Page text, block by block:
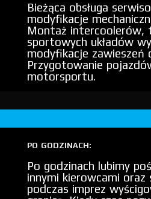
Bieżąca obsługa
modyfikacje
Montaż intercoolerów,
sportowych układów
modyfikacje zawieszeń
Przygotowanie
motorsportu.
PO GODZINACH:
Po godzinach lubimy
innymi kierowcami oraz
podczas imprez